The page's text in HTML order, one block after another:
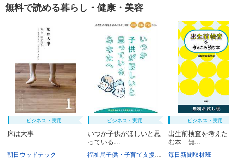
無料で読める暮らし・健康・美容
ビジネス・実用
床は大事
朝日ウッドテック
ビジネス・実用
いつか子供がほしいと思
っている...
東京都
ビジネス・実用
出生前検査を考え
む本 無...
毎日新聞取材班